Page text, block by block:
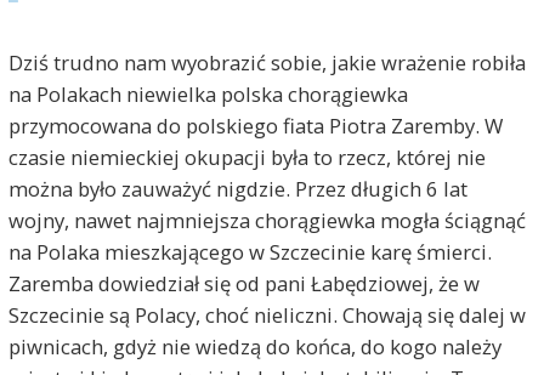
Dziś trudno nam wyobrazić sobie, jakie wrażenie robiła
na Polakach niewielka polska chorągiewka
przymocowana do polskiego fiata Piotra Zaremby. W
czasie niemieckiej okupacji była to rzecz, której nie
można było zauważyć nigdzie. Przez długich 6 lat
wojny, nawet najmniejsza chorągiewka mogła ściągnąć
na Polaka mieszkającego w Szczecinie karę śmierci.
Zaremba dowiedział się od pani Łabędziowej, że w
Szczecinie są Polacy, choć nieliczni. Chowają się dalej w
piwnicach, gdyż nie wiedzą do końca, do kogo należy